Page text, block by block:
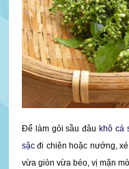
Để làm gỏi sầu đâu khô cá
sặcđi chiên hoặc nướng,
vừa giòn vừa béo, vị mặn